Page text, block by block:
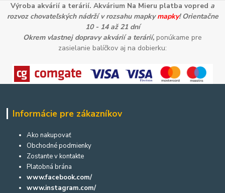
Výroba akvárií a terárií. Akvárium Na Mieru platba vopred a
rozvoz chovateľských nádrží v rozsahu mapkymapky! Orientačne
10 - 14 až 21 dní
Okrem vlastnej dopravy akvárií a terárií, ponúkame pre
zasielanie balíčkov aj na dobierku:
Informácie pre zákazníkov
Ako nakupovať
Obchodné podmienky
Zostante v kontakte
Platobná brána
www.facebook.com/
www.instagram.com/